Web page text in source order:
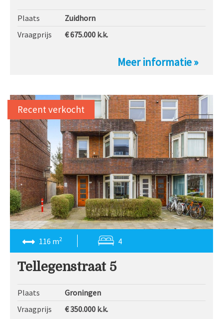
Plaats
Zuidhorn
Vraagprijs
€ 675.000 k.k.
Meer informatie »
116 m2 4
Tellegenstraat 5
Plaats
Groningen
Vraagprijs
€ 350.000 k.k.
Recent verkocht